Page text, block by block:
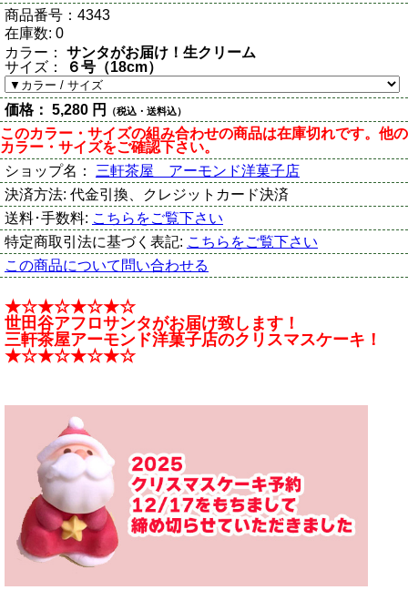
商品番号： 4343
在庫数: 0
カラー：
サンタがお届け！生クリーム
サイズ：
６号（18cm）
価格： 5,280 円 （税込・送料込）
このカラー・サイズの組み合わせの商品は在庫切れです。他の
カラー・サイズをご確認下さい。
ショップ名： 三軒茶屋 アーモンド洋菓子店
決済方法: 代金引換、クレジットカード決済
送料･手数料: こちらをご覧下さい
特定商取引法に基づく表記: こちらをご覧下さい
この商品について問い合わせる
★☆★☆★☆★☆
世田谷アフロサンタがお届け致します！
三軒茶屋アーモンド洋菓子店のクリスマスケーキ！
★☆★☆★☆★☆